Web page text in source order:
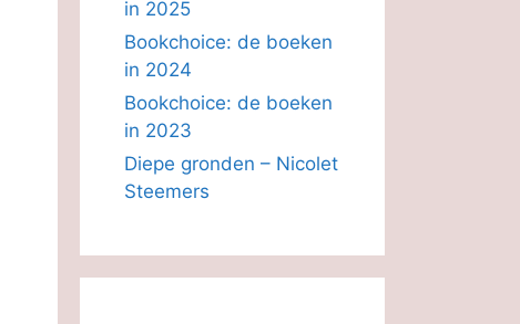
in 2025
Bookchoice: de boeken
in 2024
Bookchoice: de boeken
in 2023
Diepe gronden – Nicolet
Steemers